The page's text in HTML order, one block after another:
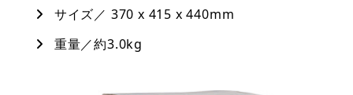
サイズ／ 370 x 415 x 440mm
重量／約3.0kg